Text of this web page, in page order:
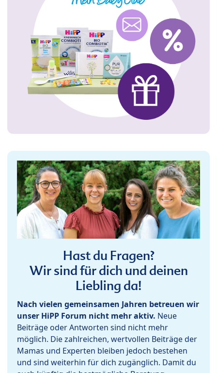
Hast du Fragen?
Wir sind für dich und deinen
Liebling da!
Nach vielen gemeinsamen Jahren betreuen wir
unser HiPP Forum nicht mehr aktiv. Neue
Beiträge oder Antworten sind nicht mehr
möglich. Die zahlreichen, wertvollen Beiträge der
Mamas und Experten bleiben jedoch bestehen
und sind weiterhin für dich zugänglich. Damit du